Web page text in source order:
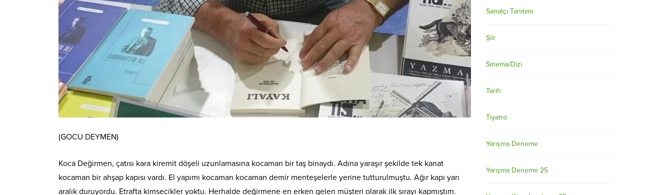
(GOCU DEYMEN)
Koca Değirmen, çatısı kara kiremit döşeli uzunlamasına kocaman bir taş binaydı. Adına yaraşır şekilde tek kanat
kocaman bir ahşap kapısı vardı. El yapımı kocaman kocaman demir menteşelerle yerine tutturulmuştu. Ağır kapı yarı
aralık duruyordu. Etrafta kimsecikler yoktu. Herhalde değirmene en erken gelen müşteri olarak ilk sırayı kapmıştım.
Sanatçı Tanıtımı
Şiir
Sinema/Dizi
Tarih
Tiyatro
Yarışma Deneme
Yarışma Deneme 25